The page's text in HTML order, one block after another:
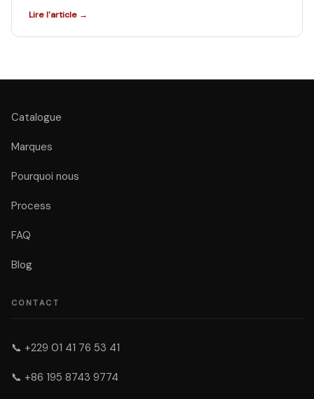
Lire l'article →
Catalogue
Marques
Pourquoi nous
Process
FAQ
Blog
CONTACT
📞 +229 01 41 76 53 41
📞 +86 195 8743 9774